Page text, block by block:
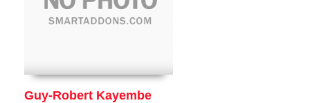
Guy-Robert Kayembe